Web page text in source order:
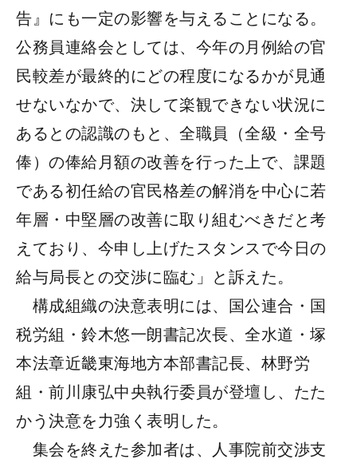
告』にも一定の影響を与えることになる。
公務員連絡会としては、今年の月例給の官
民較差が最終的にどの程度になるかが見通
せないなかで、決して楽観できない状況に
あるとの認識のもと、全職員（全級・全号
俸）の俸給月額の改善を行った上で、課題
である初任給の官民格差の解消を中心に若
年層・中堅層の改善に取り組むべきだと考
えており、今申し上げたスタンスで今日の
給与局長との交渉に臨む」と訴えた。
構成組織の決意表明には、国公連合・国
税労組・鈴木悠一朗書記次長、全水道・塚
本法章近畿東海地方本部書記長、林野労
組・前川康弘中央執行委員が登壇し、たた
かう決意を力強く表明した。
集会を終えた参加者は、人事院前交渉支